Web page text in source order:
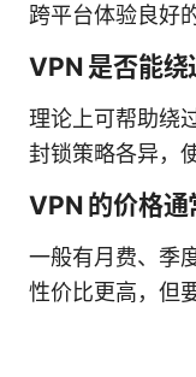
跨平台体验良好
VPN 是否能绕
理论上可帮助绕
封锁策略各异，
VPN 的价格通
一般有月费、季
性价比更高，但